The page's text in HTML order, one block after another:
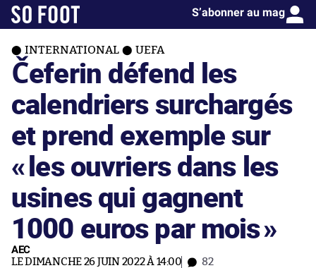
S’abonner au mag
INTERNATIONAL UEFA
Čeferin défend les
calendriers surchargés
et prend exemple sur
«les ouvriers dans les
usines qui gagnent
1000 euros par mois»
AEC
LE DIMANCHE 26 JUIN 2022 À 14:00 82